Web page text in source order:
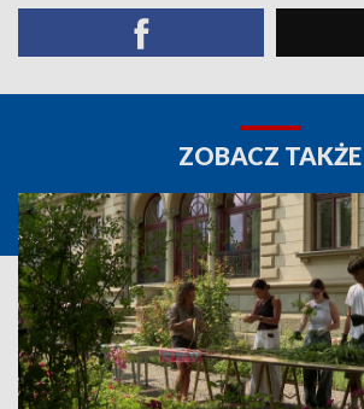
ZOBACZ TAKŻE